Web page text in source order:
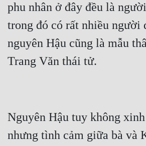
phu nhân ở đây đều là
trong đó có rất nhiều người
nguyên Hậu cũng là mẫu
Trang Văn thái tử.
Nguyên Hậu tuy không
nhưng tình cảm giữa bà và